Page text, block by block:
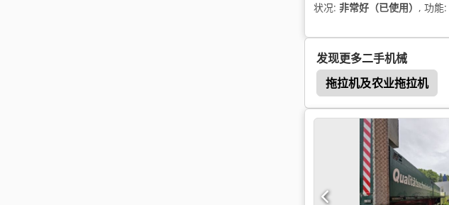
状况: 非常好（已使用） , 功能:
发现更多二手机械
拖拉机及农业拖拉机